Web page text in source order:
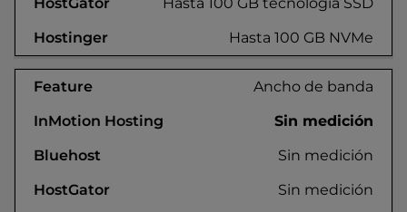
Hasta 100 GB NVMe
Ancho de banda
Sin medición
Sin medición
Sin medición